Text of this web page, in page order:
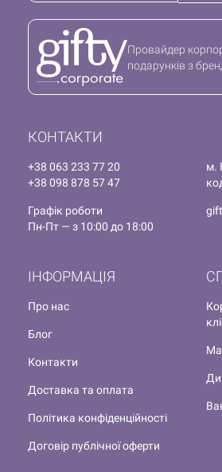
КОНТАКТИ
+38 063 233 77 20
+38 098 878 57 47
м.
Графік роботи
Пн-Пт — з 10:00 до 18:00
ІНФОРМАЦІЯ
Про нас
Блог
Контакти
Доставка та оплата
Політика конфіденційності
Договір публічної оферти
Провайдер
подарунків з